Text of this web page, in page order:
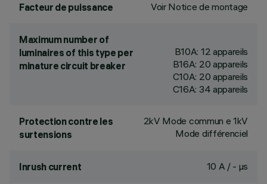
Facteur de puissance Voir Notice de montage
Maximum number of
luminaires of this type per
minature circuit breaker
B10A: 12 appareils
B16A: 20 appareils
C10A: 20 appareils
C16A: 34 appareils
Protection contre les
surtensions
2kV Mode commun e 1kV
Mode différenciel
Inrush current 10 A / - µs